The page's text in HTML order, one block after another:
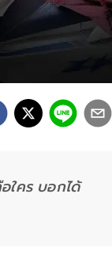
ใคร บอกได้